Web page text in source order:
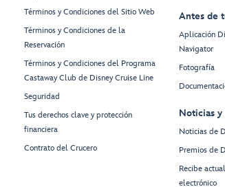
Términos y Condiciones del Sitio Web
Términos y Condiciones de la
Reservación
Términos y Condiciones del Programa
Castaway Club de Disney Cruise Line
Seguridad
Tus derechos clave y protección
financiera
Contrato del Crucero
Antes de
Aplicación
Navigator
Fotografía
Noticias y
Noticias de
Premios de
Recibe
electrónico